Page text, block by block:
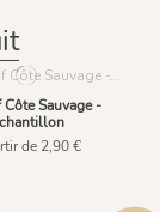
Sauvage -
de 2,90 €